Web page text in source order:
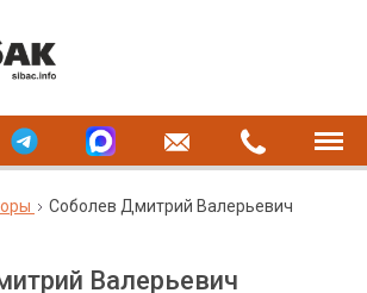
Соболев Дмитрий Валерьевич
Валерьевич